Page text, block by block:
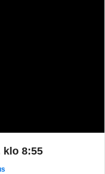
klo 8:55